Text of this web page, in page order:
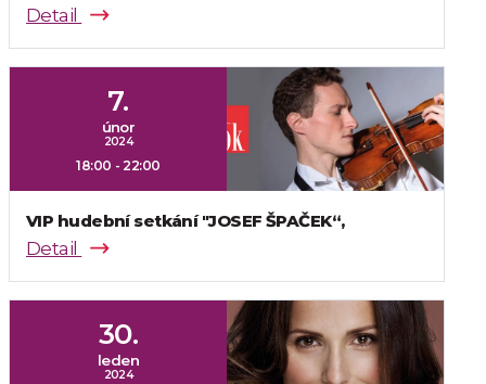
Detail
7.
únor
2024
18:00 - 22:00
VIP hudební setkání "JOSEF ŠPAČEK“,
Detail
30.
leden
2024